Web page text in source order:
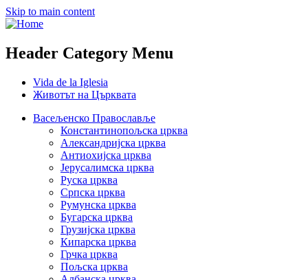
Skip to main content
Header Category Menu
Vida de la Iglesia
Животът на Църквата
Васељенско Православље
Константинопољска црква
Александријска црква
Антиохијска црква
Јерусалимска црква
Руска црква
Српска црква
Румунска црква
Бугарска црква
Грузијска црква
Кипарска црква
Грчка црква
Пољска црква